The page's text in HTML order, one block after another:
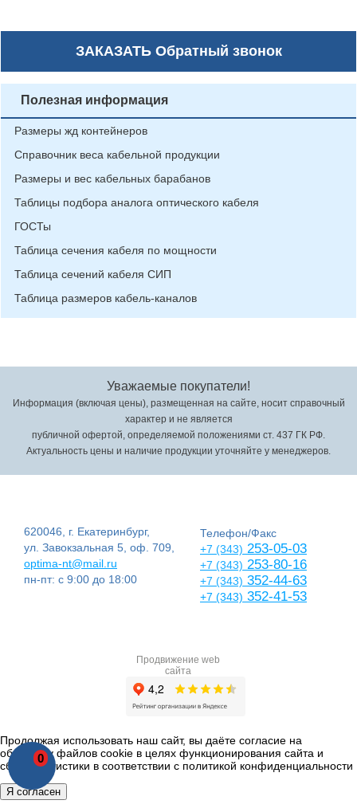
ЗАКАЗАТЬОбратный звонок
0
Полезная информация
Размеры жд контейнеров
Справочник веса кабельной продукции
Размеры и вес кабельных барабанов
Таблицы подбора аналога оптического кабеля
ГОСТы
Таблица сечения кабеля по мощности
Таблица сечений кабеля СИП
Таблица размеров кабель-каналов
Уважаемые покупатели!
Информация (включая цены), размещенная на сайте, носит справочный
характер и не является
публичной офертой, определяемой положениями ст. 437 ГК РФ.
Актуальность цены и наличие продукции уточняйте у менеджеров.
620046, г. Екатеринбург,
ул. Завокзальная 5, оф. 709,
optima-nt@mail.ru
пн-пт: с 9:00 до 18:00
Телефон/Факс
+7 (343) 253-05-03
+7 (343) 253-80-16
+7 (343) 352-44-63
+7 (343) 352-41-53
Продвижение web
сайта
Продолжая использовать наш сайт, вы даёте согласие на
обработку файлов cookie в целях функционирования сайта и
сбора статистики в соответствии с политикой конфиденциальности
Я согласен